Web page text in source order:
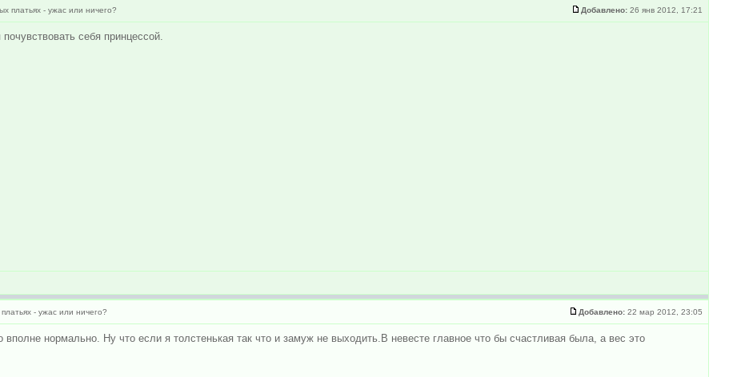
платьях - ужас или ничего? Добавлено: 26 янв 2012, 17:21
себя принцессой.
- ужас или ничего? Добавлено: 22 мар 2012, 23:05
вполне нормально. Ну что если я толстенькая так что и замуж не выходить.В невесте главное что бы счастливая была, а вес это